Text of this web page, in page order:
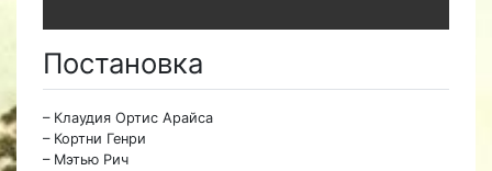
Постановка
– Клаудия Ортис Арайса
– Кортни Генри
– Мэтью Рич